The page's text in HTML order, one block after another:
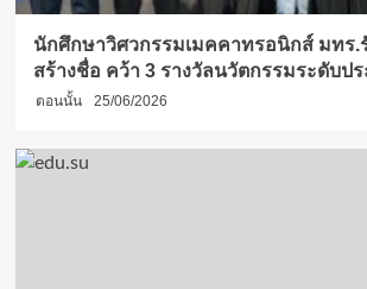
นักศึกษาวิศวกรรมเมคคาทรอนิกส์ มทร.
สร้างชื่อ คว้า 3 รางวัลนวัตกรรมระดับปร
ตอนนั้น 25/06/2026